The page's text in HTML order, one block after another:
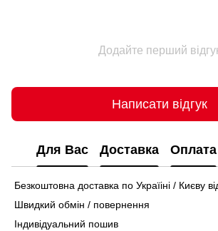
Додайте перший
Написати відгук
Для Вас Доставка Оплата
Безкоштовна доставка по Україіні / Києву
Швидкий обмін / повернення
Індивідуальний пошив